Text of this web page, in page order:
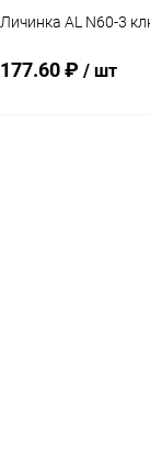
Личинка AL N60-3
177.60 ₽ / шт